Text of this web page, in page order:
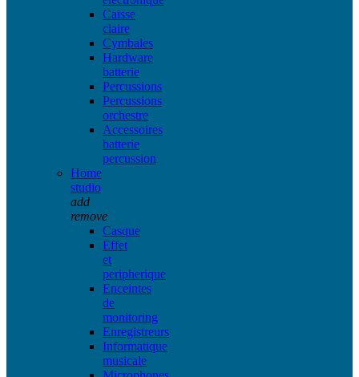
Caisse
claire
Cymbales
Hardware
batterie
Percussions
Percussions
orchestre
Accessoires
batterie
percussion
Home
studio
add
remove
Casque
Effet
et
peripherique
Enceintes
de
monitoring
Enregistreurs
Informatique
musicale